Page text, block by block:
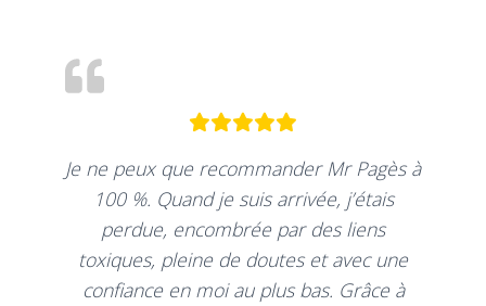
Je ne peux que recommander Mr Pagès à
100 %. Quand je suis arrivée, j’étais
perdue, encombrée par des liens
toxiques, pleine de doutes et avec une
confiance en moi au plus bas. Grâce à